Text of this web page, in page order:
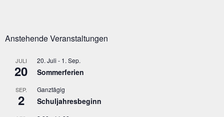
Anstehende Veranstaltungen
JULI
20
20. Juli - 1. Sep.
Sommerferien
SEP.
2
Ganztägig
Schuljahresbeginn